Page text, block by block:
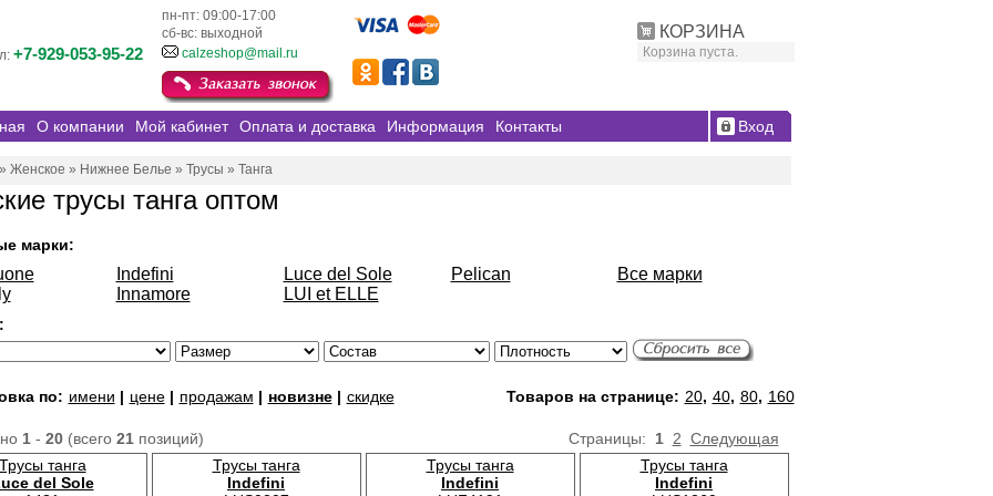
КОРЗИНА
Корзина пуста.
пн-пт: 09:00-17:00
сб-вс: выходной
+7-929-053-95-22 calzeshop@mail.ru
О компании Мой кабинет Оплата и доставка Информация Контакты Вход
» Женское » Нижнее Белье » Трусы » Танга
трусы танга оптом
марки:
Indefini
Innamore
Luce del Sole
LUI et ELLE
Pelican Все марки
по: имени | цене| продажам | новизне| скидке Товаров на странице: 20, 40, 80, 160
Страницы: 1 2 Следующая
1- 20(всего 21позиций)
Трусы танга
del Sole
Трусы танга
Indefini
Трусы танга
Indefini
Трусы танга
Indefini